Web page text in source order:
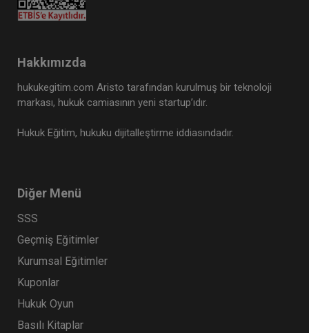
Hakkımızda
hukukegitim.com Aristo tarafından kurulmuş bir teknoloji
markası, hukuk camiasının yeni startup’ıdır.
Hukuk Eğitim, hukuku dijitalleştirme iddiasındadır.
Diğer Menü
SSS
Geçmiş Eğitimler
Kurumsal Eğitimler
Kuponlar
Hukuk Oyun
Basılı Kitaplar